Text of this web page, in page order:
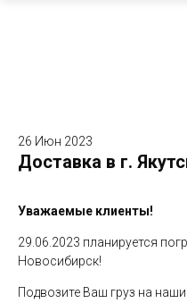
26 Июн 2023
Доставка в г.
Уважаемые клиенты!
29.06.2023 планируется
Новосибирск!
Подвозите Ваш груз на